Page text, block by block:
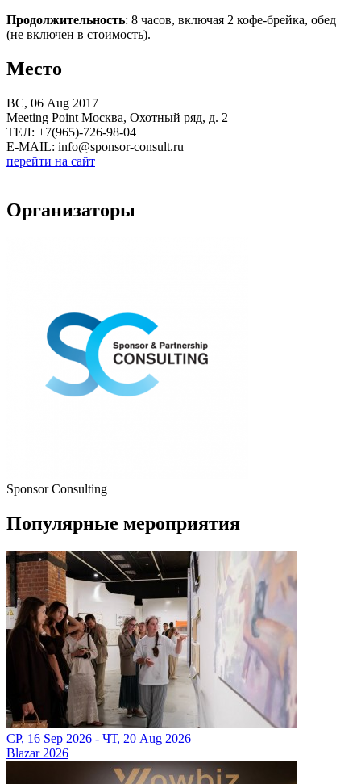
Продолжительность: 8 часов, включая 2 кофе-брейка, обед
(не включен в стоимость).
Место
ВС, 06 Aug 2017
Meeting Point Москва, Охотный ряд, д. 2
ТЕЛ: +7(965)-726-98-04
E-MAIL: info@sponsor-consult.ru
перейти на сайт
Организаторы
Sponsor Consulting
Популярные мероприятия
СР, 16 Sep 2026 - ЧТ, 20 Aug 2026
Blazar 2026